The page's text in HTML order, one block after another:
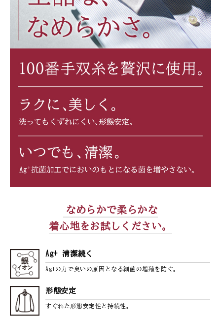
なめらかで柔らかな
着心地をお試しください。
Ag+ 清潔続く
Ag+の力で臭いの原因となる細菌の増殖を防ぐ。
形態安定
すぐれた形態安定性と持続性。